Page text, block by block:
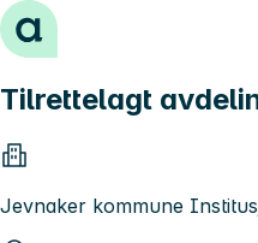
Hopp til innhold
Tilrettelagt
Jevnaker kommune